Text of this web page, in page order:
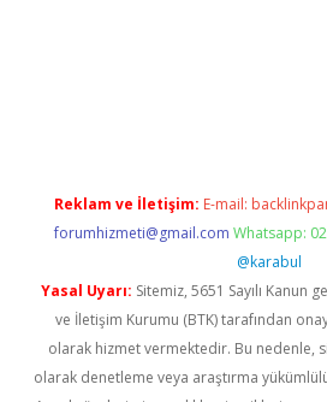
Reklam ve İletişim: E-mail:
forumhizmeti@gmail.com Whatsapp:
@karabul
Yasal Uyarı: Sitemiz, 5651 Sayılı Kanun
ve İletişim Kurumu (BTK) tarafından
olarak hizmet vermektedir. Bu nedenle,
olarak denetleme veya araştırma